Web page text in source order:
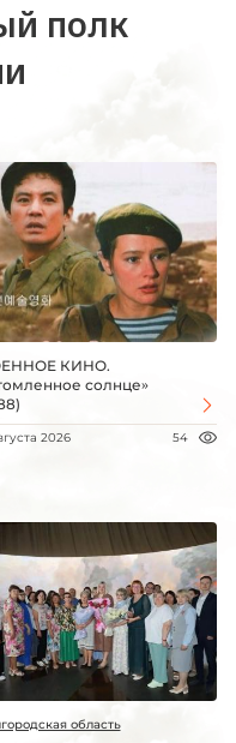
полк
КИНО.
солнце»
2026 54
область